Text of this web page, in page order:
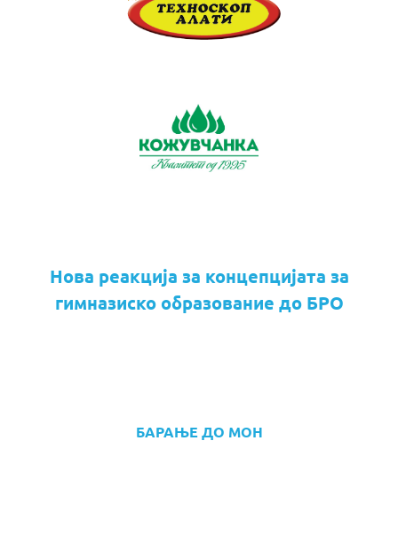
Нова реакција за концепцијата за
гимназиско образование до БРО
БАРАЊЕ ДО МОН